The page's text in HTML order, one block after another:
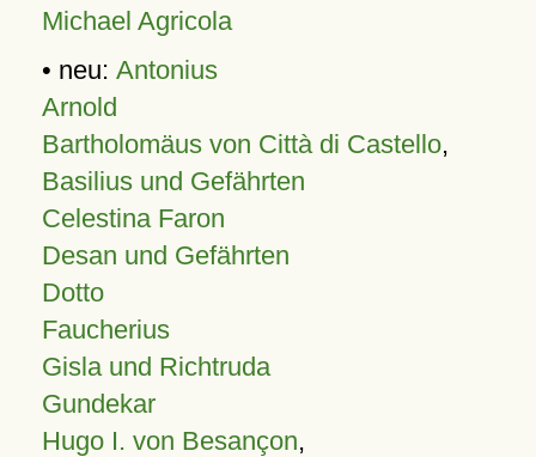
Michael Agricola
• neu: Antonius
Arnold
Bartholomäus von Città di Castello,
Basilius und Gefährten
Celestina Faron
Desan und Gefährten
Dotto
Faucherius
Gisla und Richtruda
Gundekar
Hugo I. von Besançon,